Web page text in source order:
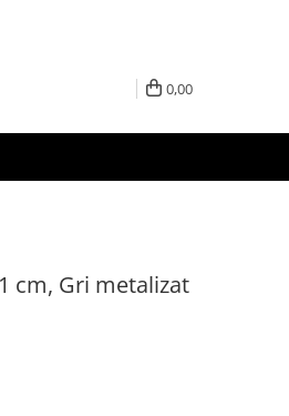
0,00
cm, Gri metalizat